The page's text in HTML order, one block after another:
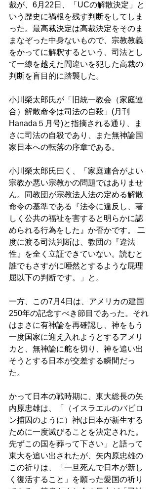
裁が、6月22日、「UCの解散決定」と
いう歴史に禍根を残す判断をしてしま
った。最高裁決定は高裁決定をそのま
まなぞった中身ないもので、宗教教義
をかってに解釈するという、司法とし
て一線を越えた間違いを犯した高裁の
判断を盲目的に踏襲した。
小川榮太郎氏が「旧統一教会（家庭連
合）解散命令は司法の自殺」(月刊
Hanada５月号)と指摘される通り、ま
さに司法の自殺であり、また無神論国
家日本への転落の序章である。
小川榮太郎氏曰く、「家庭連合がよい
宗教か悪い宗教かの問題ではありませ
ん。同教団が宗教法人法の定める解散
命令の基準である『法令に違反し、著
しく公共の福祉を害すると明らかに認
められる行為をした』か否かです。 二
度に渡る司法判断は、教団の『違法
性』を全く立証できていない。読むと
誰でもさすがに唖然とするような屁理
屈以下の判断です。」と。
一方、この7月4日は、アメリカの建国
250年の記念すべき節目であった。それ
はまさに有神論を再確認し、神をもう
一度国家に迎え入れようとするアメリ
カと、無神論に舵を切り、神を追い出
そうとする日本が交差する瞬間だっ
た。
かって日本の戦時期に、東大総長の矢
内原忠雄は、「（イスラエルのバビロ
ン捕囚のように）神は日本が新生する
ために一度滅びることを決定された。
先ずこの国を葬って下さい」と語って
東大を追い出されたが、矢内原忠雄の
この祈りは、「一旦死んで日本が新し
く復活すること」を願った愛国の祈り